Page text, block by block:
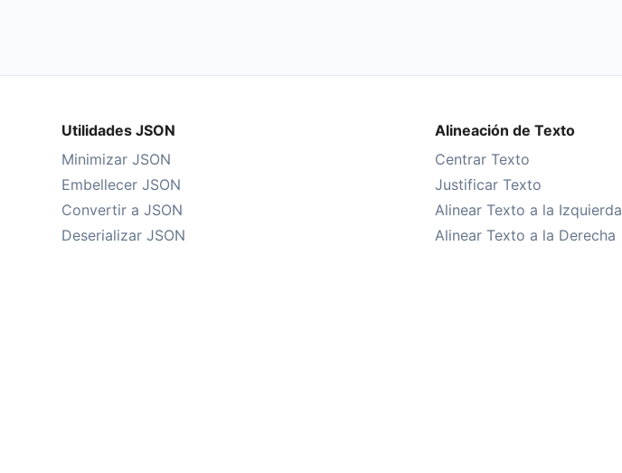
Utilidades JSON
Minimizar JSON
Embellecer JSON
Convertir a JSON
Deserializar JSON
Alineación de Texto
Centrar Texto
Justificar Texto
Alinear Texto a la Izquierda
Alinear Texto a la Derecha